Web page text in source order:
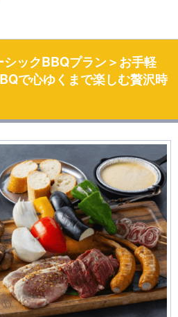
シックBBQプラン＞お手軽
で心ゆくまで楽しむ贅沢時